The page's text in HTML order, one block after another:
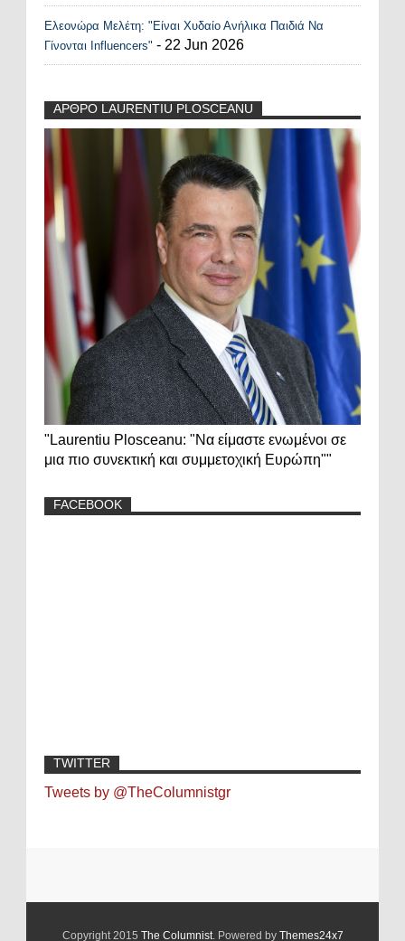
Ελεονώρα Μελέτη: "Είναι Χυδαίο Ανήλικα Παιδιά Να
Γίνονται Influencers" - 22 Jun 2026
ΑΡΘΡΟ LAURENTIU PLOSCEANU
"Laurentiu Plosceanu: "Να είμαστε ενωμένοι σε
μια πιο συνεκτική και συμμετοχική Ευρώπη""
FACEBOOK
TWITTER
Tweets by @TheColumnistgr
Copyright 2015 The Columnist. Powered by Themes24x7